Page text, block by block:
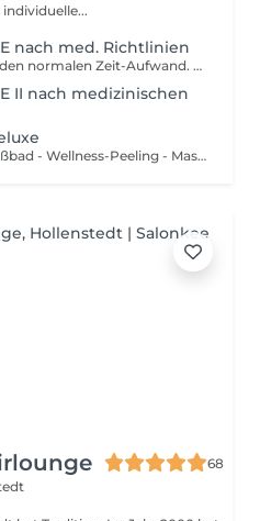
nach med. Richtlinien
Diese Behandlung beinhaltet den normalen Zeit-Aufwand. entspannendes Fußbad fachgerechte Nagelpflege, kürzen, feilen Reinigung der Nagelfalzen Entfernung leichter bis mittlerer Hornhaut Pflege der Haut und Nägel Abschlusspflege mit hochwertigen PediBaehr-Produkten Wünschen Sie Lackierung der Nägel, bitte separat Lack anklicken!
II nach medizinischen
- entspannendes Wellness-Fußbad - Wellness-Peeling - Maske - Nägel kürzen und formen - Nagelhaut pflegen und entfernen - Hornhautentfernung - entspannende Fuß-und Unterschenkel-Massage - auf Wunsch Nägel lackieren - Abschlusspflege
68